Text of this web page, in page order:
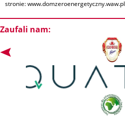
stronie: www.domzeroenergetyczny.waw.pl
Zaufali nam: